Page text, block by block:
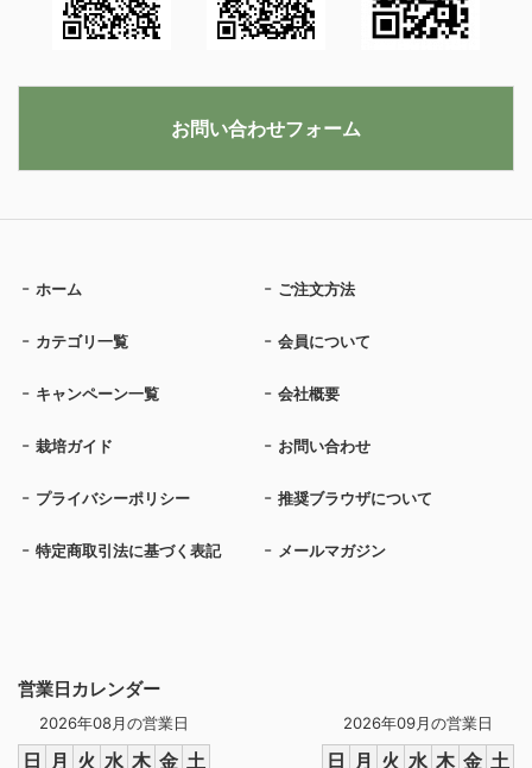
営業日カレンダー
2026年08月の営業日
日 月 火 水 木 金 土
2026年09月の営業日
日 月 火 水 木 金 土
ホーム ご注文方法
カテゴリ一覧 会員について
キャンペーン一覧 会社概要
栽培ガイド お問い合わせ
プライバシーポリシー 推奨ブラウザについて
特定商取引法に基づく表記 メールマガジン
お問い合わせフォーム